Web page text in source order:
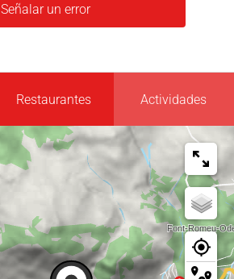
Señalar un error
Restaurantes Actividades